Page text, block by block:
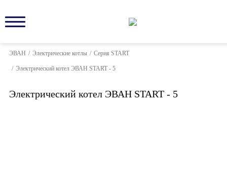
ЭВАН / Электрические котлы / Серия START
/ Электрический котел ЭВАН START - 5
Электрический котел ЭВАН START - 5